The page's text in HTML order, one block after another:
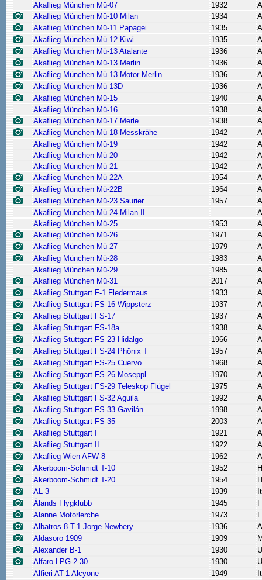
Akaflieg München Mü-07
1932
Akaflieg München Mü-10 Milan
1934
Akaflieg München Mü-11 Papagei
1935
Akaflieg München Mü-12 Kiwi
1935
Akaflieg München Mü-13 Atalante
1936
Akaflieg München Mü-13 Merlin
1936
Akaflieg München Mü-13 Motor Merlin
1936
Akaflieg München Mü-13D
1936
Akaflieg München Mü-15
1940
Akaflieg München Mü-16
1938
Akaflieg München Mü-17 Merle
1938
Akaflieg München Mü-18 Messkrähe
1942
Akaflieg München Mü-19
1942
Akaflieg München Mü-20
1942
Akaflieg München Mü-21
1942
Akaflieg München Mü-22A
1954
Akaflieg München Mü-22B
1964
Akaflieg München Mü-23 Saurier
1957
Akaflieg München Mü-24 Milan II
Akaflieg München Mü-25
1953
Akaflieg München Mü-26
1971
Akaflieg München Mü-27
1979
Akaflieg München Mü-28
1983
Akaflieg München Mü-29
1985
Akaflieg München Mü-31
2017
Akaflieg Stuttgart F-1 Fledermaus
1933
Akaflieg Stuttgart FS-16 Wippsterz
1937
Akaflieg Stuttgart FS-17
1937
Akaflieg Stuttgart FS-18a
1938
Akaflieg Stuttgart FS-23 Hidalgo
1966
Akaflieg Stuttgart FS-24 Phönix T
1957
Akaflieg Stuttgart FS-25 Cuervo
1968
Akaflieg Stuttgart FS-26 Moseppl
1970
Akaflieg Stuttgart FS-29 Teleskop Flügel
1975
Akaflieg Stuttgart FS-32 Aguila
1992
Akaflieg Stuttgart FS-33 Gavilán
1998
Akaflieg Stuttgart FS-35
2003
Akaflieg Stuttgart I
1921
Akaflieg Stuttgart II
1922
Akaflieg Wien AFW-8
1962
Akerboom-Schmidt T-10
1952
Akerboom-Schmidt T-20
1954
AL-3
1939
Älands Flygklubb
1945
Alanne Motorlerche
1973
Albatros 8-T-1 Jorge Newbery
1936
Aldasoro 1909
1909
Alexander B-1
1930
Alfaro LPG-2-30
1930
Alfieri AT-1 Alcyone
1949